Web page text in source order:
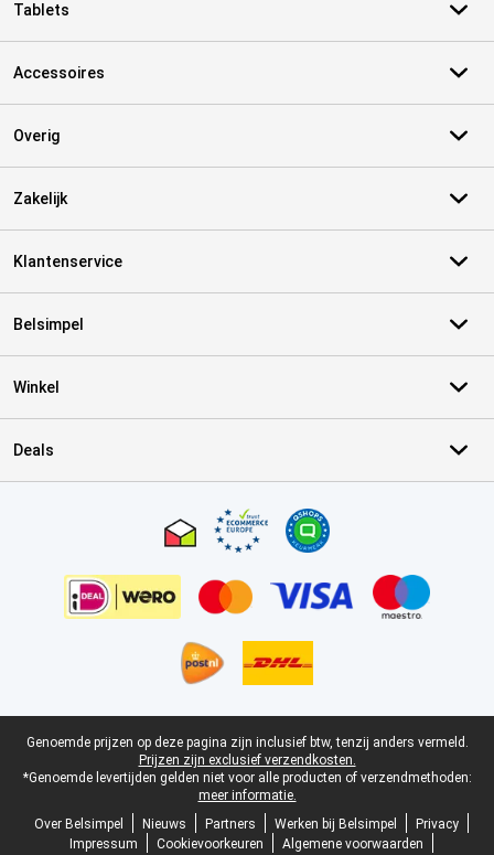
Tablets
Accessoires
Overig
Zakelijk
Klantenservice
Belsimpel
Winkel
Deals
Juridische voettekst
Genoemde prijzen op deze pagina zijn inclusief btw, tenzij anders vermeld.
Prijzen zijn exclusief verzendkosten.
*Genoemde levertijden gelden niet voor alle producten of verzendmethoden:
meer informatie.
Over Belsimpel
Nieuws Partners Werken bij Belsimpel
Privacy
Impressum
Cookievoorkeuren
Algemene voorwaarden